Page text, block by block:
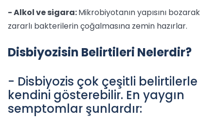
- Alkol ve sigara:Mikrobiyotanın yapısını bozarak
zararlı bakterilerin çoğalmasına zemin hazırlar.
Disbiyozisin Belirtileri Nelerdir?
- Disbiyozis çok çeşitli belirtilerle
kendini gösterebilir. En yaygın
semptomlar şunlardır: